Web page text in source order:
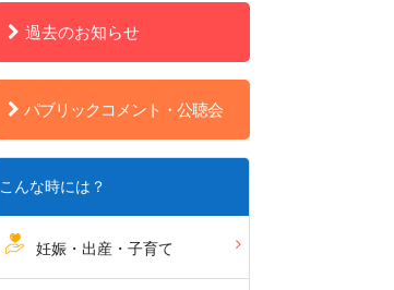
過去のお知らせ
パブリックコメント・公聴会
こんな時には？
妊娠・出産・子育て